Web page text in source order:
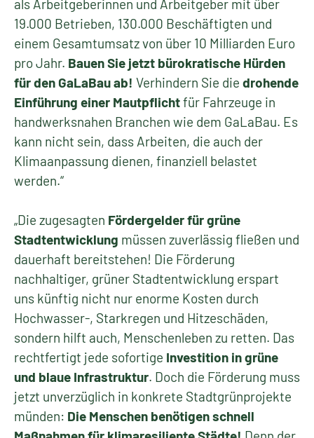
als Arbeitgeberinnen und Arbeitgeber mit über
19.000 Betrieben, 130.000 Beschäftigten und
einem Gesamtumsatz von über 10 Milliarden Euro
pro Jahr. Bauen Sie jetzt bürokratische Hürden
für den GaLaBau ab! Verhindern Sie die drohende
Einführung einer Mautpflichtfür Fahrzeuge in
handwerksnahen Branchen wie dem GaLaBau. Es
kann nicht sein, dass Arbeiten, die auch der
Klimaanpassung dienen, finanziell belastet
werden.“
„Die zugesagten Fördergelder für grüne
Stadtentwicklung müssen zuverlässig fließen und
dauerhaft bereitstehen! Die Förderung
nachhaltiger, grüner Stadtentwicklung erspart
uns künftig nicht nur enorme Kosten durch
Hochwasser-, Starkregen und Hitzeschäden,
sondern hilft auch, Menschenleben zu retten. Das
rechtfertigt jede sofortige Investition in grüne
und blaue Infrastruktur. Doch die Förderung muss
jetzt unverzüglich in konkrete Stadtgrünprojekte
münden: Die Menschen benötigen schnell